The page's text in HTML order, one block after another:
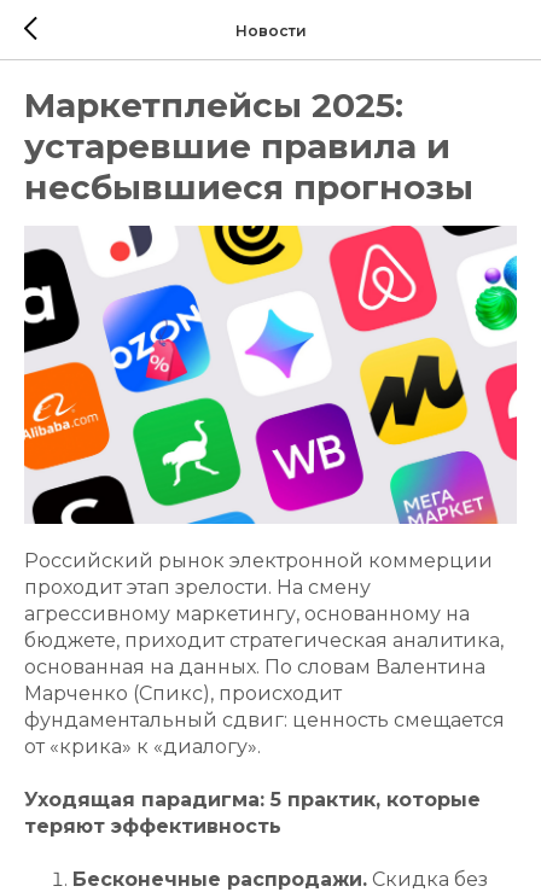
Новости
Маркетплейсы 2025:
устаревшие правила и
несбывшиеся прогнозы
Российский рынок электронной коммерции
проходит этап зрелости. На смену
агрессивному маркетингу, основанному на
бюджете, приходит стратегическая аналитика,
основанная на данных. По словам Валентина
Марченко (Спикс), происходит
фундаментальный сдвиг: ценность смещается
от «крика» к «диалогу».
Уходящая парадигма: 5 практик, которые
теряют эффективность
Бесконечные распродажи. Скидка без